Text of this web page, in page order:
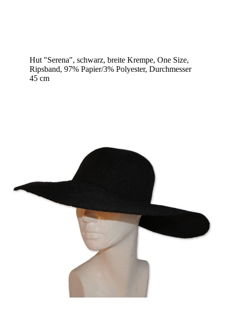
Hut "Serena", schwarz, breite Krempe, One Size,
Ripsband, 97% Papier/3% Polyester, Durchmesser
45 cm